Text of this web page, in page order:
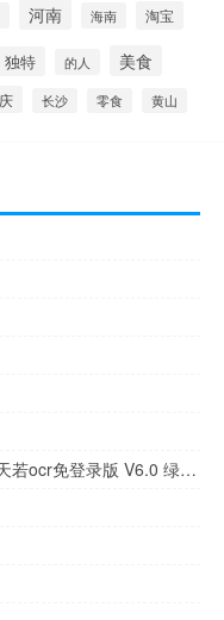
河南 海南 淘宝
独特 的人 美食
长沙 零食 黄山
天若ocr免登录版 V6.0 绿色免费版（天若ocr免登录版 V6.0 绿色免费版功能简介）